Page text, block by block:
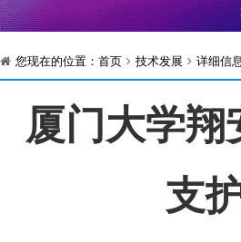
您现在的位置： 首页 技术发展 详细信
厦门大学
支